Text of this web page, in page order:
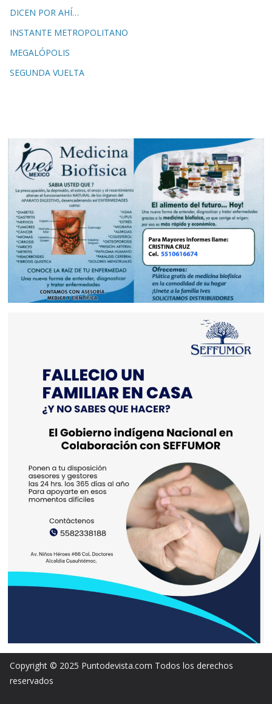
DICEN POR AHÍ…
INSTANTE METROPOLITANO
MEGALÓPOLIS
SEGUNDA VUELTA
Copyright © 2025 Puntodevista.com Todos los derechos
reservados